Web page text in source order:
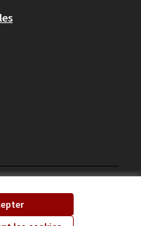
(Lien externe)(Lien externe)